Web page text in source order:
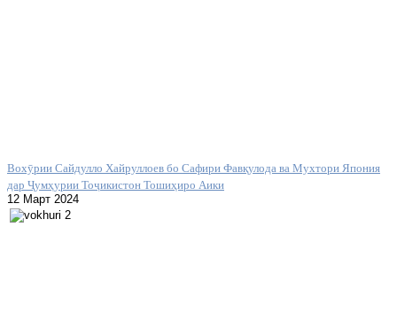
Вохӯрии Сайдулло Хайруллоев бо Сафири Фавқулода ва Мухтори Япония
дар Ҷумҳурии Тоҷикистон Тошиҳиро Аики
12 Март 2024